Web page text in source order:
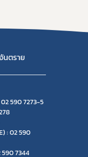
นตราย
590 7273-5
: 02 590
7344